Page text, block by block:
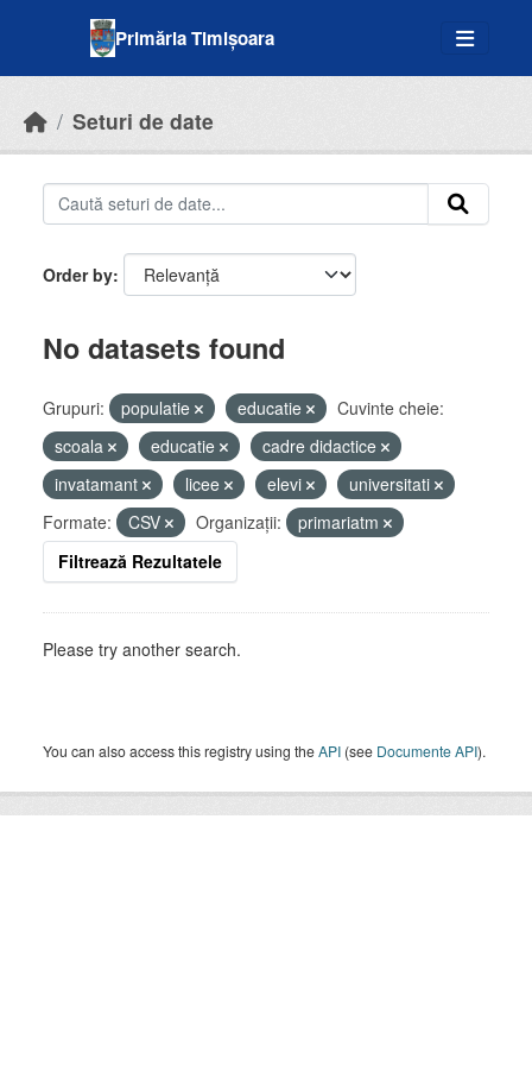
Primăria Timișoara
Seturi de date
Order by
No datasets found
Grupuri: populatie educatie
Cuvinte cheie:
scoala
educatie
cadre didactice
invatamant
licee elevi
universitati
Formate:
CSV Organizații:
primariatm
Filtrează Rezultatele
Please try another search.
You can also access this registry using theAPI (see Documente API).